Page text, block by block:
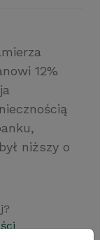
12%
niższy o